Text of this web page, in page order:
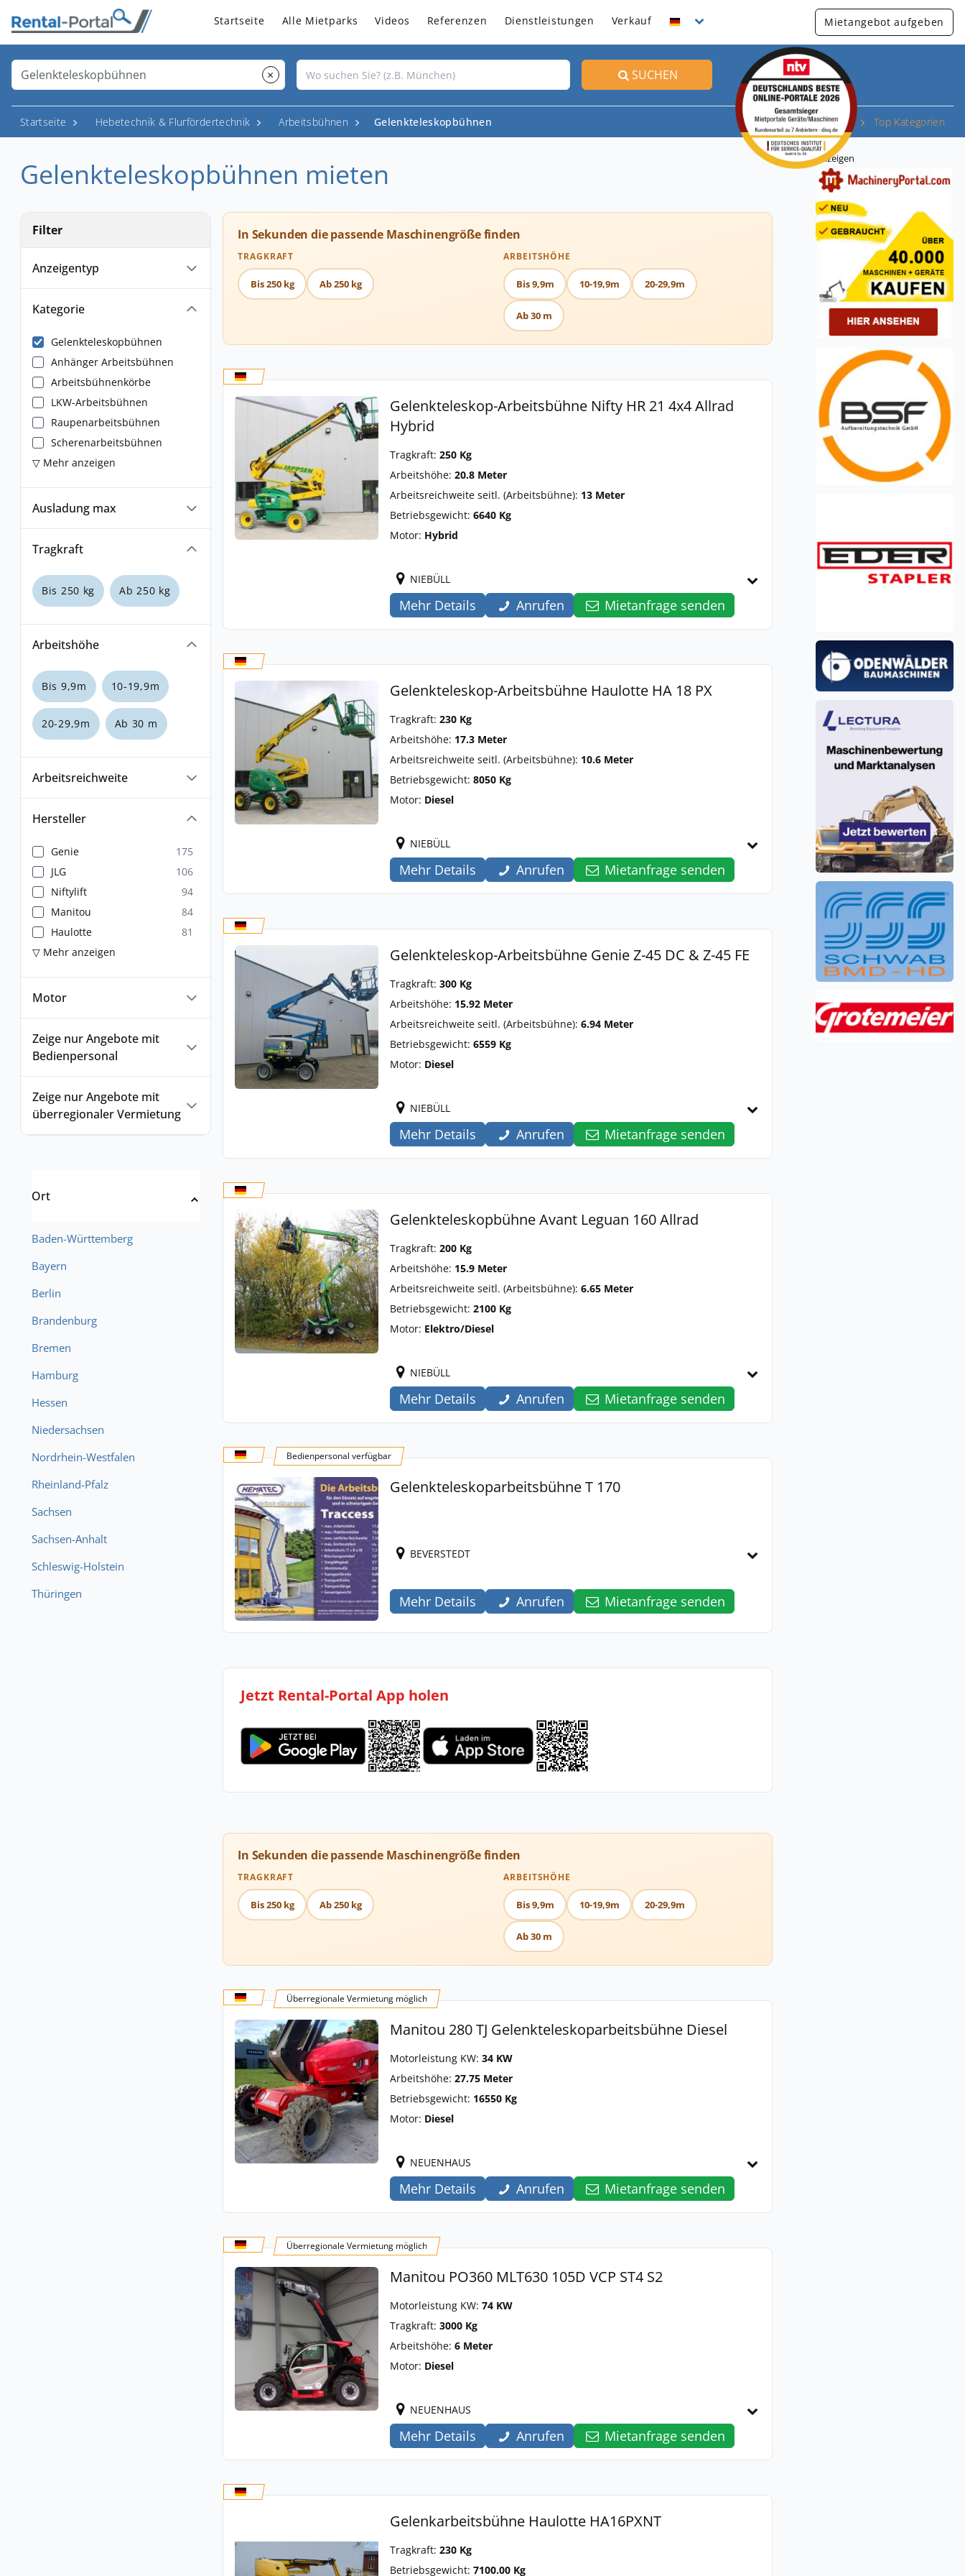
Startseite Alle Mietparks Videos Referenzen Dienstleistungen Verkauf Mietangebot aufgeben
× SUCHEN
Startseite Hebetechnik & Flurfördertechnik Arbeitsbühnen Gelenkteleskopbühnen Top Kategorien
Gelenkteleskopbühnen mieten
Filter
Anzeigentyp
Kategorie
Gelenkteleskopbühnen
Anhänger Arbeitsbühnen
Arbeitsbühnenkörbe
LKW-Arbeitsbühnen
Raupenarbeitsbühnen
Scherenarbeitsbühnen
▽ Mehr anzeigen
Ausladung max
Tragkraft
Bis 250 kg Ab 250 kg
Arbeitshöhe
Bis 9,9m 10-19,9m
20-29,9m Ab 30 m
Arbeitsreichweite
Hersteller
Genie
175
JLG
106
Niftylift
94
Manitou
84
Haulotte
81
▽ Mehr anzeigen
Motor
Zeige nur Angebote mit
Bedienpersonal
Zeige nur Angebote mit
überregionaler Vermietung
Ort
Baden-Württemberg
Bayern
Berlin
Brandenburg
Bremen
Hamburg
Hessen
Niedersachsen
Nordrhein-Westfalen
Rheinland-Pfalz
Sachsen
Sachsen-Anhalt
Schleswig-Holstein
Thüringen
In Sekunden die passende Maschinengröße finden
TRAGKRAFT
Bis 250 kg Ab 250 kg
ARBEITSHÖHE
Bis 9,9m 10-19,9m 20-29,9m
Ab 30 m
Gelenkteleskop-Arbeitsbühne Nifty HR 21 4x4 Allrad
Hybrid
Tragkraft: 250 Kg
Arbeitshöhe: 20.8 Meter
Arbeitsreichweite seitl. (Arbeitsbühne): 13 Meter
Betriebsgewicht: 6640 Kg
Motor: Hybrid
NIEBÜLL
Mehr Details Anrufen Mietanfrage senden
Gelenkteleskop-Arbeitsbühne Haulotte HA 18 PX
Tragkraft: 230 Kg
Arbeitshöhe: 17.3 Meter
Arbeitsreichweite seitl. (Arbeitsbühne): 10.6 Meter
Betriebsgewicht: 8050 Kg
Motor: Diesel
NIEBÜLL
Mehr Details Anrufen Mietanfrage senden
Gelenkteleskop-Arbeitsbühne Genie Z-45 DC & Z-45 FE
Tragkraft: 300 Kg
Arbeitshöhe: 15.92 Meter
Arbeitsreichweite seitl. (Arbeitsbühne): 6.94 Meter
Betriebsgewicht: 6559 Kg
Motor: Diesel
NIEBÜLL
Mehr Details Anrufen Mietanfrage senden
Gelenkteleskopbühne Avant Leguan 160 Allrad
Tragkraft: 200 Kg
Arbeitshöhe: 15.9 Meter
Arbeitsreichweite seitl. (Arbeitsbühne): 6.65 Meter
Betriebsgewicht: 2100 Kg
Motor: Elektro/Diesel
NIEBÜLL
Mehr Details Anrufen Mietanfrage senden
Bedienpersonal verfügbar
Gelenkteleskoparbeitsbühne T 170
BEVERSTEDT
Mehr Details Anrufen Mietanfrage senden
Jetzt Rental-Portal App holen
In Sekunden die passende Maschinengröße finden
TRAGKRAFT
Bis 250 kg Ab 250 kg
ARBEITSHÖHE
Bis 9,9m 10-19,9m 20-29,9m
Ab 30 m
Überregionale Vermietung möglich
Manitou 280 TJ Gelenkteleskoparbeitsbühne Diesel
Motorleistung KW: 34 KW
Arbeitshöhe: 27.75 Meter
Betriebsgewicht: 16550 Kg
Motor: Diesel
NEUENHAUS
Mehr Details Anrufen Mietanfrage senden
Überregionale Vermietung möglich
Manitou PO360 MLT630 105D VCP ST4 S2
Motorleistung KW: 74 KW
Tragkraft: 3000 Kg
Arbeitshöhe: 6 Meter
Motor: Diesel
NEUENHAUS
Mehr Details Anrufen Mietanfrage senden
Gelenkarbeitsbühne Haulotte HA16PXNT
Tragkraft: 230 Kg
Betriebsgewicht: 7100.00 Kg
Anzeigen